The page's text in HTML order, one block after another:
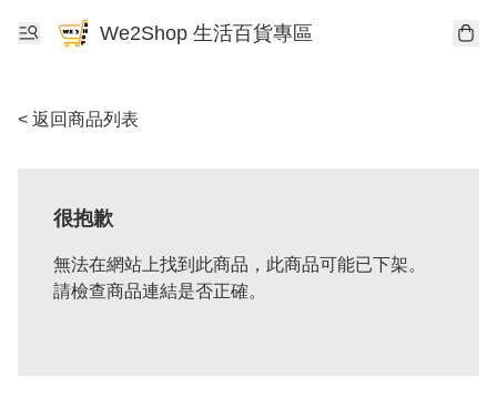
We2Shop 生活百貨專區
< 返回商品列表
很抱歉
無法在網站上找到此商品，此商品可能已下架。
請檢查商品連結是否正確。